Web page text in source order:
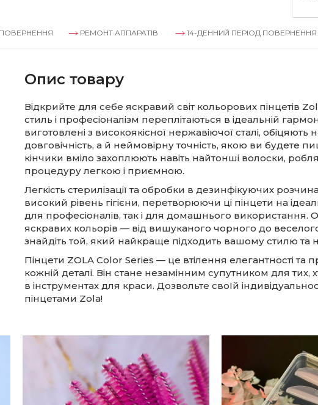
РЕМОНТ АППАРАТІВ 14-ДЕННИЙ ПЕРІОД ПОВЕРНЕННЯ
Опис товару
Відкрийте для себе яскравий світ кольорових пінцетів
стиль і професіоналізм переплітаються в ідеальній
виготовлені з високоякісної нержавіючої сталі, обіцяють
довговічність, а й неймовірну точність, якою ви будете
кінчики вміло захоплюють навіть найтонші волоски,
процедуру легкою і приємною.
Легкість стерилізації та обробки в дезинфікуючих
високий рівень гігієни, перетворюючи ці пінцети на
для професіоналів, так і для домашнього використання.
яскравих кольорів — від вишуканого чорного до
знайдіть той, який найкраще підходить вашому стилю та
Пінцети ZOLA Color Series — це втілення елегантності та
кожній деталі. Він стане незамінним супутником для тих,
в інструментах для краси. Дозвольте своїй
пінцетами Zola!